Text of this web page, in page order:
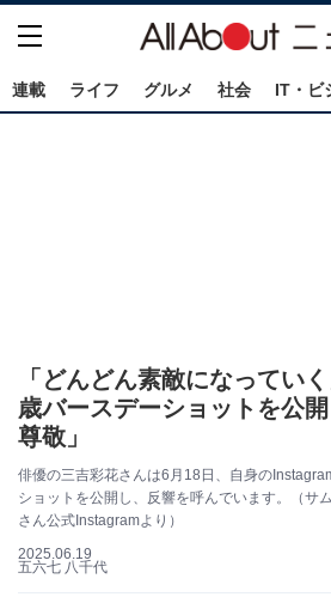
連載 ライフ グルメ 社会 IT・ビ
「どんどん素敵になってい
歳バースデーショットを公
尊敬」
俳優の三吉彩花さんは6月18日、自身の
ショットを公開し、反響を呼んでいます。（サ
さん公式Instagramより）
2025.06.19
五六七 八千代